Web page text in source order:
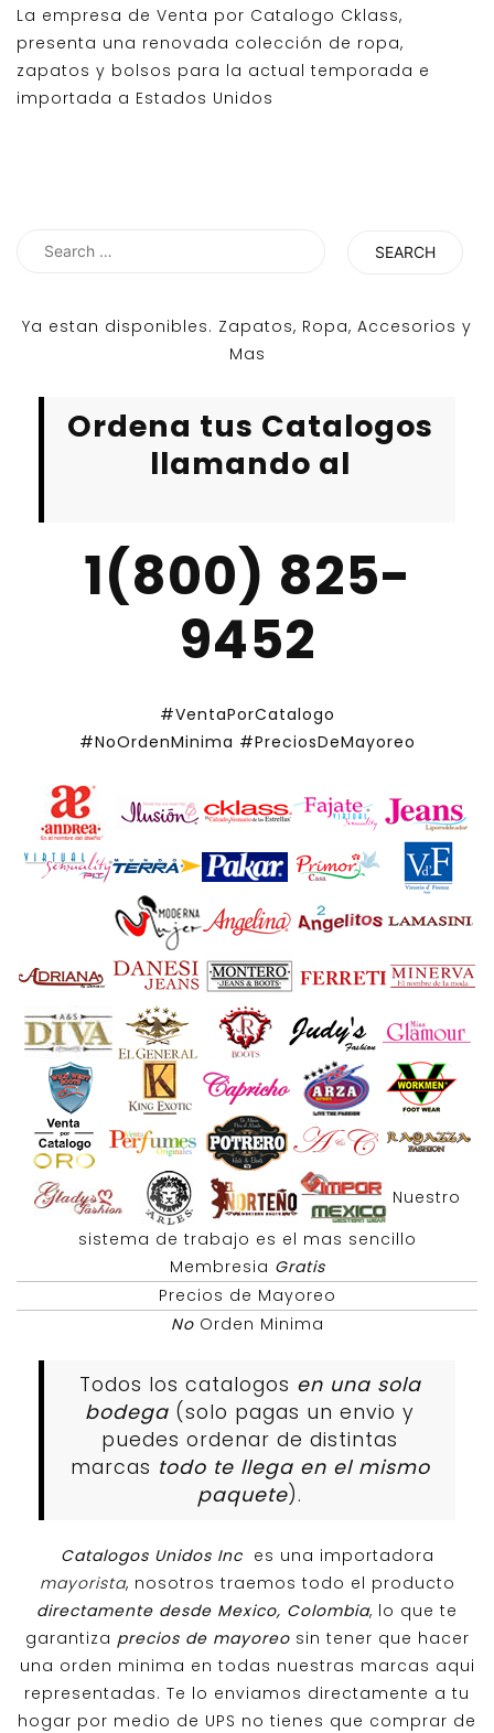
La empresa de Venta por Catalogo Cklass,
presenta una renovada colección de ropa,
zapatos y bolsos para la actual temporada e
importada a Estados Unidos
Search
Ya estan disponibles. Zapatos, Ropa, Accesorios y
Mas
Ordena tus Catalogos
llamando al
1(800) 825-
9452
#VentaPorCatalogo
#NoOrdenMinima #PreciosDeMayoreo
Nuestro
sistema de trabajo es el mas sencillo
Membresia Gratis
Precios de Mayoreo
NoOrden Minima
Todos los catalogos en una sola
bodega (solo pagas un envio y
puedes ordenar de distintas
marcas todo te llega en el mismo
paquete).
Catalogos Unidos Inc es una importadora
mayorista, nosotros traemos todo el producto
directamente desde Mexico, Colombia, lo que te
garantiza precios de mayoreosin tener que hacer
una orden minima en todas nuestras marcas aqui
representadas. Te lo enviamos directamente a tu
hogar por medio de UPS no tienes que comprar de